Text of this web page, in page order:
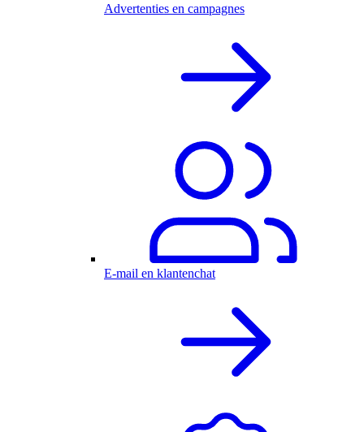
Advertenties en campagnes
E-mail en klantenchat